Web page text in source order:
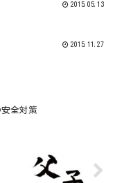
2015.05.13
2015.11.27
全対策